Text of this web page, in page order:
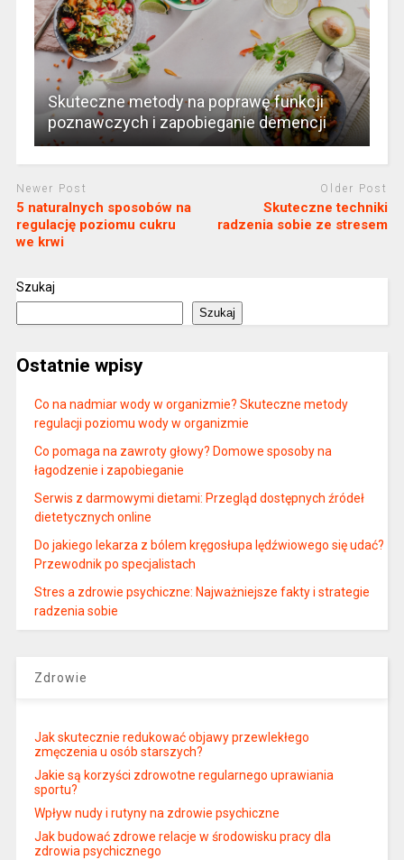
Skuteczne metody na poprawę funkcji
poznawczych i zapobieganie demencji
Newer Post
5 naturalnych sposobów na
regulację poziomu cukru
we krwi
Older Post
Skuteczne techniki
radzenia sobie ze stresem
Szukaj
Szukaj
Ostatnie wpisy
Co na nadmiar wody w organizmie? Skuteczne metody
regulacji poziomu wody w organizmie
Co pomaga na zawroty głowy? Domowe sposoby na
łagodzenie i zapobieganie
Serwis z darmowymi dietami: Przegląd dostępnych źródeł
dietetycznych online
Do jakiego lekarza z bólem kręgosłupa lędźwiowego się udać?
Przewodnik po specjalistach
Stres a zdrowie psychiczne: Najważniejsze fakty i strategie
radzenia sobie
Zdrowie
Jak skutecznie redukować objawy przewlekłego
zmęczenia u osób starszych?
Jakie są korzyści zdrowotne regularnego uprawiania
sportu?
Wpływ nudy i rutyny na zdrowie psychiczne
Jak budować zdrowe relacje w środowisku pracy dla
zdrowia psychicznego